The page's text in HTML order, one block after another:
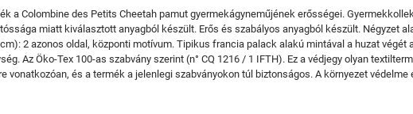
a Colombine des Petits Cheetah pamut gyermekágyneműjének erősségei.
miatt kiválasztott anyagból készült. Erős és szabályos anyagból készült. Négyzet
2 azonos oldal, központi motívum. Tipikus francia palack alakú mintával a huzat végét
Az Öko-Tex 100-as szabvány szerint (n° CQ 1216 / 1 IFTH). Ez a védjegy olyan
vonatkozóan, és a termék a jelenlegi szabványokon túl biztonságos. A környezet